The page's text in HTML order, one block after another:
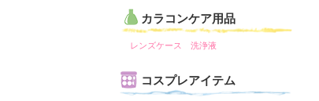
カラコンケア用品
レンズケース 洗浄液
コスプレアイテム